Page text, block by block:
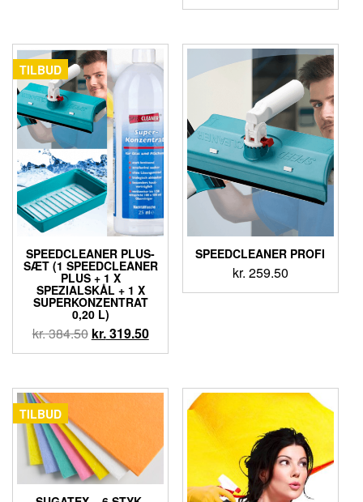
TILBUD
SPEEDCLEANER PLUS-
SÆT (1 SPEEDCLEANER
PLUS + 1 X
SPEZIALSKÅL + 1 X
SUPERKONZENTRAT
0,20 L)
kr.384.50 kr.319.50
SPEEDCLEANER PROFI
kr. 259.50
TILBUD